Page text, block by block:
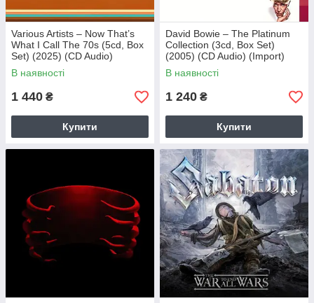
Various Artists – Now That’s
What I Call The 70s (5cd, Box
Set) (2025) (CD Audio)
(Import)
В наявності
1 440 ₴
Купити
David Bowie – The Platinum
Collection (3cd, Box Set)
(2005) (CD Audio) (Import)
В наявності
1 240 ₴
Купити